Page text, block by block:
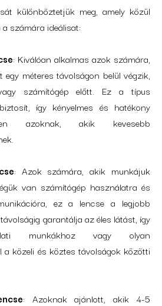
különböztetjük meg, amely közül
számára ideálisat:
: Kiválóan alkalmas azok számára,
méteres távolságon belül végzik,
számítógép előtt. Ez a típus
így kényelmes és hatékony
azoknak, akik kevesebb
: Azok számára, akik munkájuk
van számítógép használatra és
ez a lencse a legjobb
garantálja az éles látást, így
munkákhoz vagy olyan
a közeli és köztes távolságok közötti
: Azoknak ajánlott, akik 4-5